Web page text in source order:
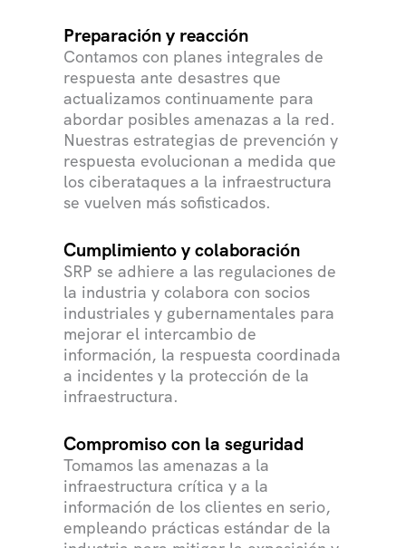
Preparación y reacción
Contamos con planes integrales de
respuesta ante desastres que
actualizamos continuamente para
abordar posibles amenazas a la red.
Nuestras estrategias de prevención y
respuesta evolucionan a medida que
los ciberataques a la infraestructura
se vuelven más sofisticados.
Cumplimiento y colaboración
SRP se adhiere a las regulaciones de
la industria y colabora con socios
industriales y gubernamentales para
mejorar el intercambio de
información, la respuesta coordinada
a incidentes y la protección de la
infraestructura.
Compromiso con la seguridad
Tomamos las amenazas a la
infraestructura crítica y a la
información de los clientes en serio,
empleando prácticas estándar de la